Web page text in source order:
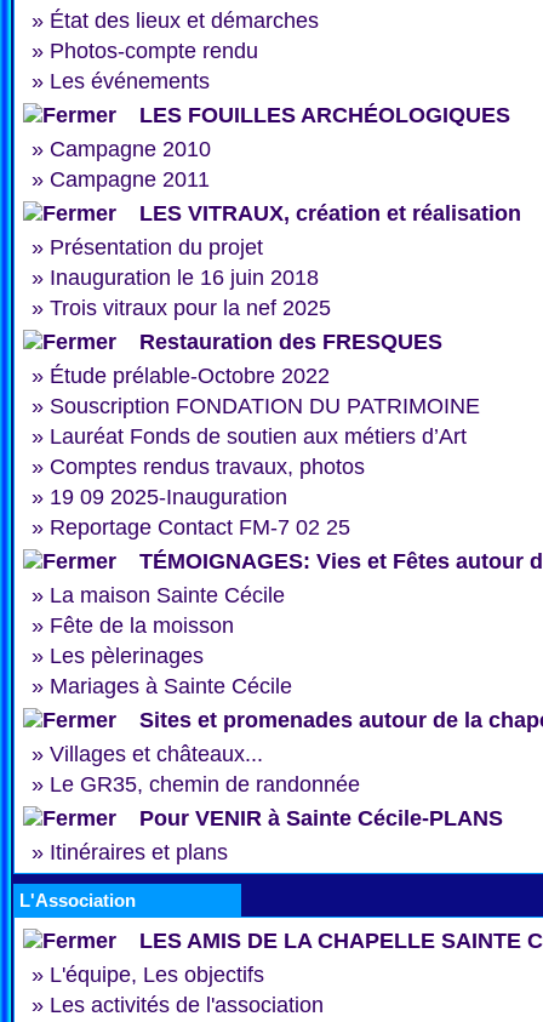
» État des lieux et démarches
» Photos-compte rendu
» Les événements
LES FOUILLES ARCHÉOLOGIQUES
» Campagne 2010
» Campagne 2011
LES VITRAUX, création et réalisation
» Présentation du projet
» Inauguration le 16 juin 2018
» Trois vitraux pour la nef 2025
Restauration des FRESQUES
» Étude prélable-Octobre 2022
» Souscription FONDATION DU PATRIMOINE
» Lauréat Fonds de soutien aux métiers d’Art
» Comptes rendus travaux, photos
» 19 09 2025-Inauguration
» Reportage Contact FM-7 02 25
TÉMOIGNAGES: Vies et Fêtes autour
» La maison Sainte Cécile
» Fête de la moisson
» Les pèlerinages
» Mariages à Sainte Cécile
Sites et promenades autour de la
» Villages et châteaux...
» Le GR35, chemin de randonnée
Pour VENIR à Sainte Cécile-PLANS
» Itinéraires et plans
L'Association
LES AMIS DE LA CHAPELLE SAINTE
» L'équipe, Les objectifs
» Les activités de l'association